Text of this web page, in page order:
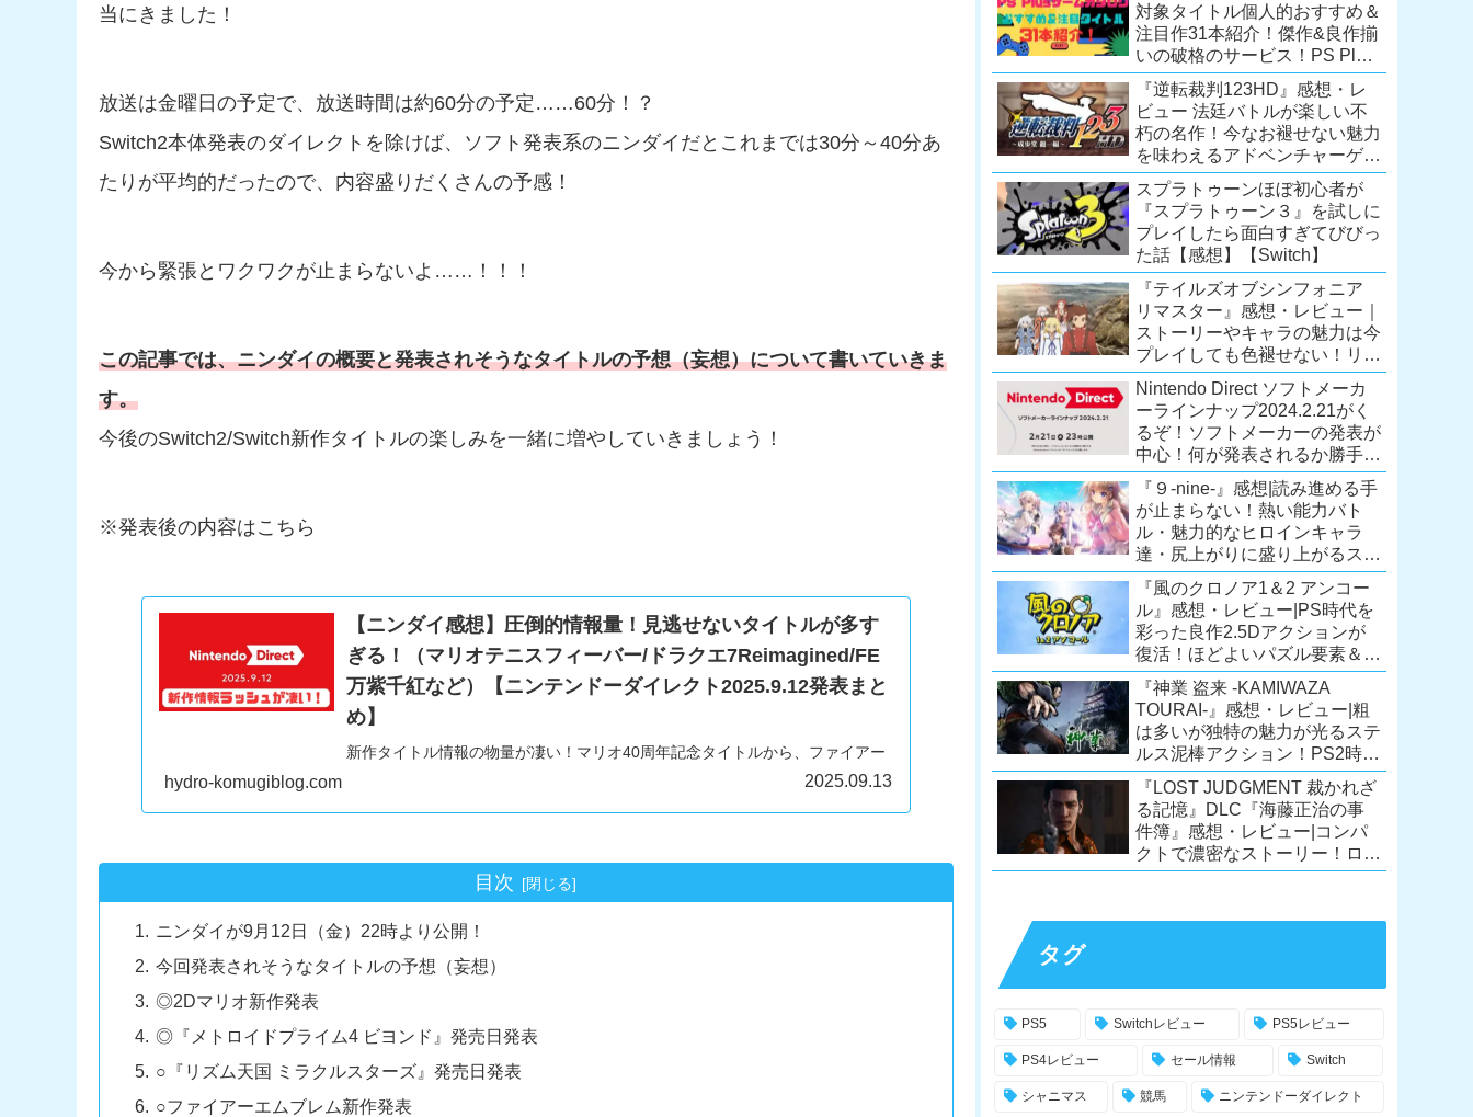
当にきました！
放送は金曜日の予定で、放送時間は約60分の予定……60分！？
Switch2本体発表のダイレクトを除けば、ソフト発表系のニンダイだとこれまでは30分～40分あ
たりが平均的だったので、内容盛りだくさんの予感！
今から緊張とワクワクが止まらないよ……！！！
この記事では、ニンダイの概要と発表されそうなタイトルの予想（妄想）について書いていきま
す。
今後のSwitch2/Switch新作タイトルの楽しみを一緒に増やしていきましょう！
※発表後の内容はこちら
【ニンダイ感想】圧倒的情報量！見逃せないタイトルが多す
ぎる！（マリオテニスフィーバー/ドラクエ7Reimagined/FE
万紫千紅など）【ニンテンドーダイレクト2025.9.12発表まと
め】
新作タイトル情報の物量が凄い！マリオ40周年記念タイトルから、ファイアー
エムブレム新作、ドラクエ7リメイクに、バーチャルボーイまで！？ワクワクと
hydro-komugiblog.com 2025.09.13
目次
ニンダイが9月12日（金）22時より公開！
今回発表されそうなタイトルの予想（妄想）
◎2Dマリオ新作発表
◎『メトロイドプライム4 ビヨンド』発売日発表
○『リズム天国 ミラクルスターズ』発売日発表
○ファイアーエムブレム新作発表
対象タイトル個人的おすすめ＆
注目作31本紹介！傑作&良作揃
いの破格のサービス！PS Plus
Extra会員以上は遊び放題！
【2026年7月時点】
【PS5/PS4】
『逆転裁判123HD』感想・レ
ビュー 法廷バトルが楽しい不
朽の名作！今なお褪せない魅力
を味わえるアドベンチャーゲー
ムの傑作！（現在『逆転裁判
123 成歩堂セレクション』が配
信中）
スプラトゥーンほぼ初心者が
『スプラトゥーン３』を試しに
プレイしたら面白すぎてびびっ
た話【感想】【Switch】
『テイルズオブシンフォニア
リマスター』感想・レビュー｜
ストーリーやキャラの魅力は今
プレイしても色褪せない！リマ
スター内容に物足りなさはある
が、プレイする価値のあるシリ
ーズの人気作
【Switch/PS4/Xone】
Nintendo Direct ソフトメーカ
ーラインナップ2024.2.21がく
るぞ！ソフトメーカーの発表が
中心！何が発表されるか勝手に
予想！【ニンテンドーダイレク
ト予想】
『９-nine-』感想|読み進める手
が止まらない！熱い能力バト
ル・魅力的なヒロインキャラ
達・尻上がりに盛り上がるスト
ーリーが面白すぎるノベルゲ
ー！【PC/Steam/Switch/PS4】
『風のクロノア1＆2 アンコー
ル』感想・レビュー|PS時代を
彩った良作2.5Dアクションが
復活！ほどよいパズル要素＆切
ない余韻のストーリーも魅力！
【Switch/PS5/PS4/Xbox
X|S/Xone/PC】
『神業 盗来 -KAMIWAZA
TOURAI-』感想・レビュー|粗
は多いが独特の魅力が光るステ
ルス泥棒アクション！PS2時代
の異色のタイトル、令和に復
活！【Switch/PS4/Steam】
『LOST JUDGMENT 裁かれざ
る記憶』DLC『海藤正治の事
件簿』感想・レビュー|コンパ
クトで濃密なストーリー！ロス
トジャッジメント本編と合わせ
DLC！
タグ
PS5 Switchレビュー PS5レビュー
PS4レビュー セール情報 Switch
シャニマス 競馬 ニンテンドーダイレクト